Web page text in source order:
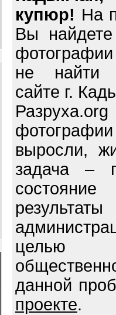
купюр! На
Вы
не найти
сайте г.
выросли,
задача –
состояние
целью
данной
проекте.